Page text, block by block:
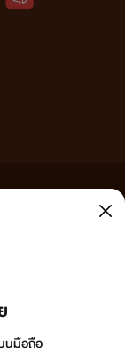
นมือถือ
ผู้อ่านทุกท่านโปรดใช้
อกฎหมายและศีลธรรม
ทั้งนี้ ทางเว็บไซต์ขอสงวน